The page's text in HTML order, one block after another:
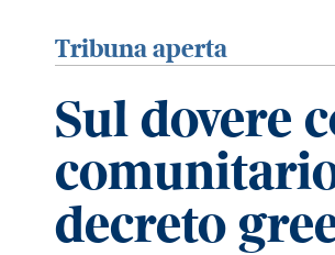
Tribuna aperta
Sul dovere
decreto